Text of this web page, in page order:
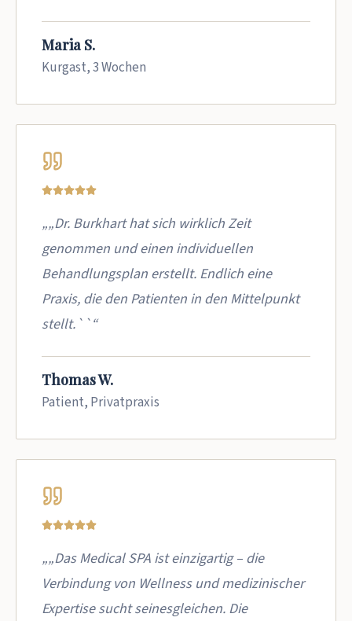
Maria S.
Kurgast, 3 Wochen
„„Dr. Burkhart hat sich wirklich Zeit
genommen und einen individuellen
Behandlungsplan erstellt. Endlich eine
Praxis, die den Patienten in den Mittelpunkt
stellt.``“
Thomas W.
Patient, Privatpraxis
„„Das Medical SPA ist einzigartig – die
Verbindung von Wellness und medizinischer
Expertise sucht seinesgleichen. Die